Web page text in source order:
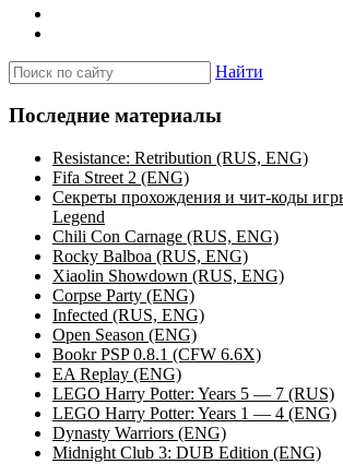
Найти
Последние материалы
Resistance: Retribution (RUS, ENG)
Fifa Street 2 (ENG)
Секреты прохождения и чит-коды
Legend
Chili Con Carnage (RUS, ENG)
Rocky Balboa (RUS, ENG)
Xiaolin Showdown (RUS, ENG)
Corpse Party (ENG)
Infected (RUS, ENG)
Open Season (ENG)
Bookr PSP 0.8.1 (CFW 6.6X)
EA Replay (ENG)
LEGO Harry Potter: Years 5 — 7 (RUS)
LEGO Harry Potter: Years 1 — 4 (ENG)
Dynasty Warriors (ENG)
Midnight Club 3: DUB Edition (ENG)